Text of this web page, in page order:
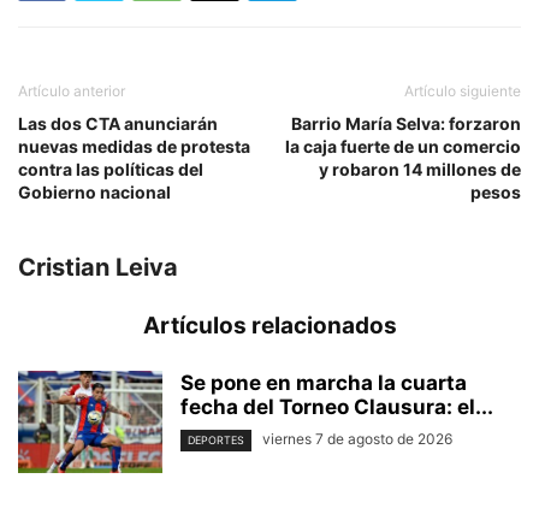
Artículo anterior
Las dos CTA anunciarán
nuevas medidas de protesta
contra las políticas del
Gobierno nacional
Artículo siguiente
Barrio María Selva: forzaron
la caja fuerte de un comercio
y robaron 14 millones de
pesos
Cristian Leiva
Artículos relacionados
Se pone en marcha la cuarta
fecha del Torneo Clausura: el...
DEPORTES viernes 7 de agosto de 2026